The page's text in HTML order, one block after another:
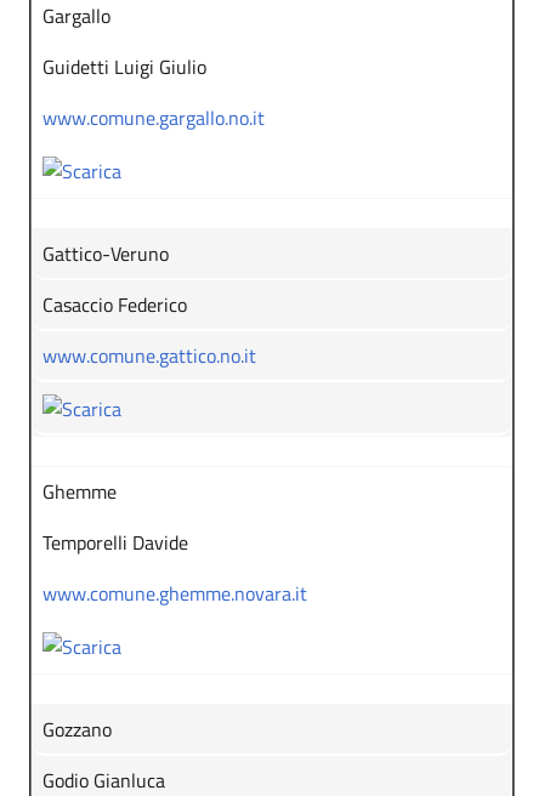
Gargallo
Guidetti Luigi Giulio
www.comune.gargallo.no.it
Gattico-Veruno
Casaccio Federico
www.comune.gattico.no.it
Ghemme
Temporelli Davide
www.comune.ghemme.novara.it
Gozzano
Godio Gianluca